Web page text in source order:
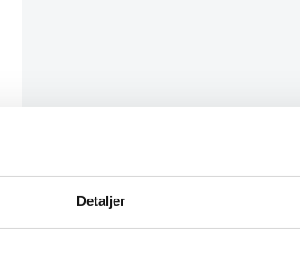
Detaljer